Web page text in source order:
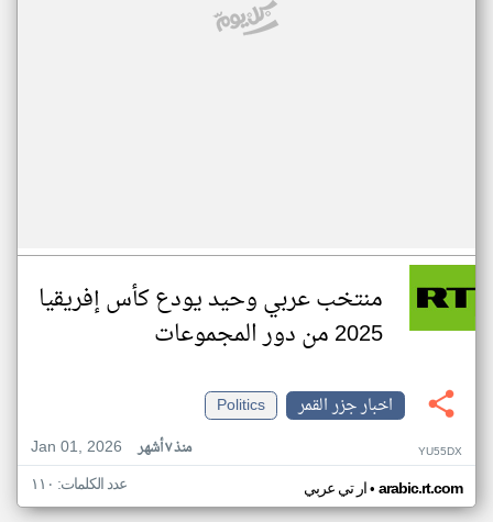
منتخب عربي وحيد يودع كأس إفريقيا
2025 من دور المجموعات
اخبار جزر القمر
Politics
Jan 01, 2026
منذ ٧ أشهر YU55DX
ار تي عربي• arabic.rt.com عدد الكلمات: ١١٠